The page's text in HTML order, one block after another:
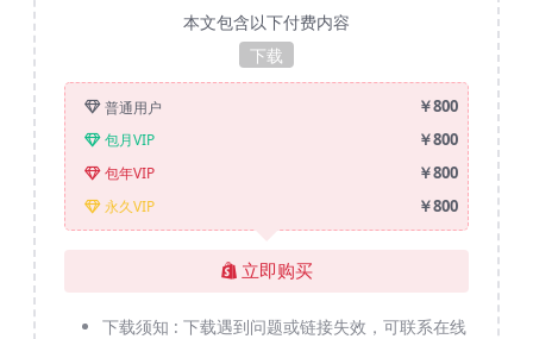
本文包含以下付费内容
下载
普通用户 ￥800
包月VIP ￥800
包年VIP ￥800
永久VIP ￥800
立即购买
下载须知 : 下载遇到问题或链接失效，可联系在线